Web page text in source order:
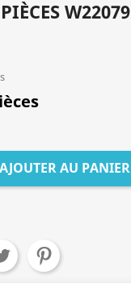
W22079
AJOUTER AU PANIER